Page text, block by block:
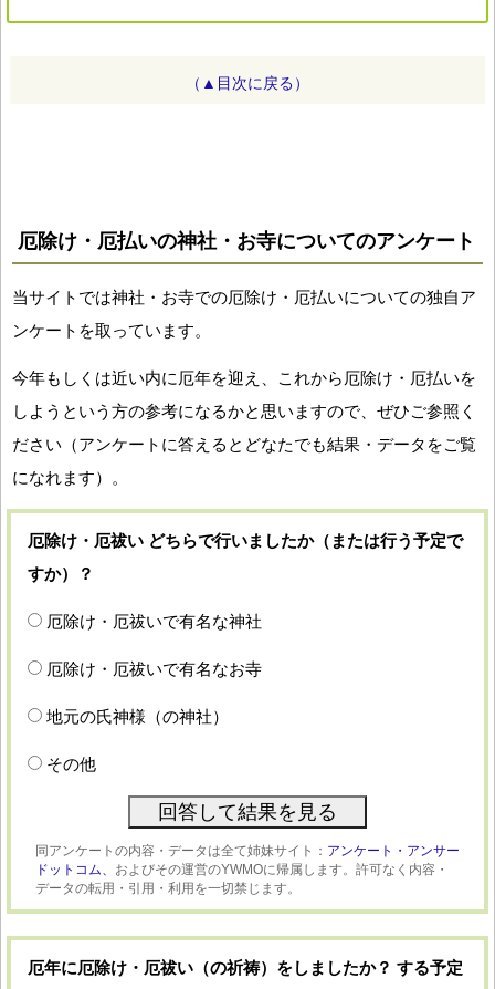
（▲目次に戻る）
厄除け・厄払いの神社・お寺についてのアンケート
当サイトでは神社・お寺での厄除け・厄払いについての独自ア
ンケートを取っています。
今年もしくは近い内に厄年を迎え、これから厄除け・厄払いを
しようという方の参考になるかと思いますので、ぜひご参照く
ださい（アンケートに答えるとどなたでも結果・データをご覧
になれます）。
厄除け・厄祓い どちらで行いましたか（または行う予定で
すか）？
厄除け・厄祓いで有名な神社
厄除け・厄祓いで有名なお寺
地元の氏神様（の神社）
その他
同アンケートの内容・データは全て姉妹サイト： アンケート・アンサー
ドットコム、 およびその運営のYWMOに帰属します。許可なく内容・
データの転用・引用・利用を一切禁じます。
厄年に厄除け・厄祓い（の祈祷）をしましたか？ する予定